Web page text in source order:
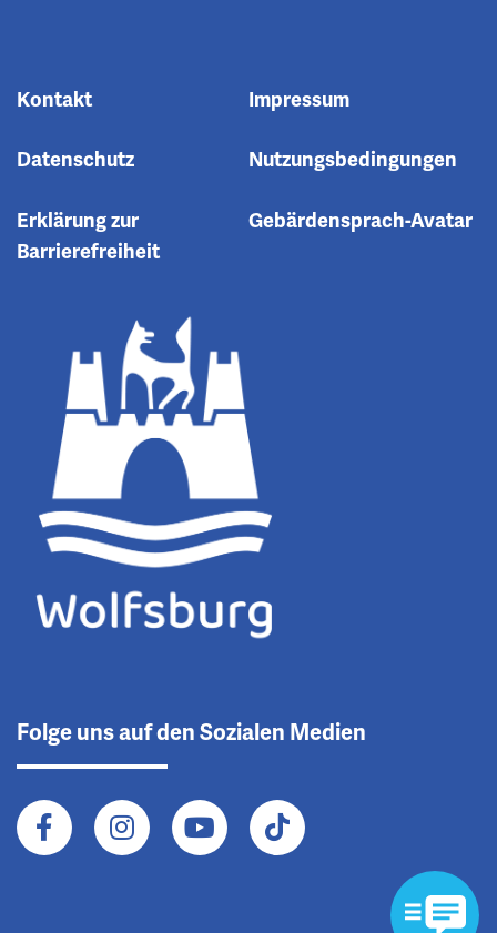
Kontakt Impressum
Datenschutz Nutzungsbedingungen
Erklärung zur
Barrierefreiheit
Gebärdensprach-Avatar
Folge uns auf den Sozialen Medien